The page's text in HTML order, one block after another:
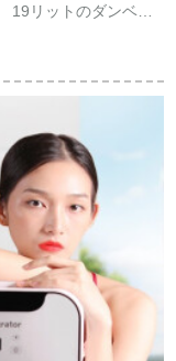
19リットのダンベル
型トラック専門用小
ック12 V-24 V-24 V-
220 V通用型